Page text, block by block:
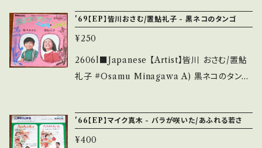
bout 画面にてご確認ください。 ___
R 【Condition】 Jacket/Record：B/B+ (国内
盤) _________________________
【About the state/状態説明】 S・新品未開封
う事をご理解して頂ける方のご購入をお願い致
します。 Please purchase it if you underst
T! 作詞・作曲:みなみらんぼう ■参考視聴■ h
ttps://youtu.be/sXfDgY_GU2Y?si=8itVctl
ukDI2HVYs 【Condition】 Jacket/Record：
B/B (国内盤) ___________________
い B・多少痛み・キズなど見られる C・痛み多・
キズ多く痛み多 *その他、+ - で補足しています。
'69【EP】皆川おさむ/置鮎礼子 - 黒ネコのタンゴ
¥250
2606l■Japanese 【Artist】皆川 おさむ/置鮎
礼子 #Osamu Minagawa A) 黒ネコのタンゴ
ア童謡。'69~'70 BIG ヒット！ ■参考視聴■ -
【Condition】 Jacket/Record：B/B- (国内盤)
'66【EP】マイク真木 - バラが咲いた/あふれる若さ
¥400